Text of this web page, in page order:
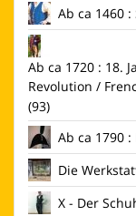
Ab ca 1460
Ab ca 1720 : 18.
Revolution /
(93)
Ab ca 1790
Die
X - Der